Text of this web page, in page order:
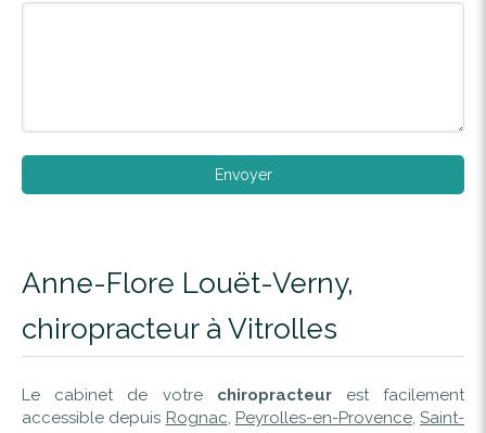
Envoyer
Anne-Flore Louët-Verny,
chiropracteur à Vitrolles
Le cabinet de votre chiropracteurest facilement
accessible depuis Rognac, Peyrolles-en-Provence, Saint-